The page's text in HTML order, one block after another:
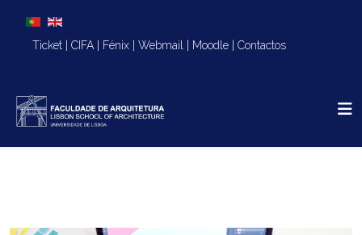
Escolha o seu idioma
Ticket CIFA Fénix Webmail Moodle Contactos